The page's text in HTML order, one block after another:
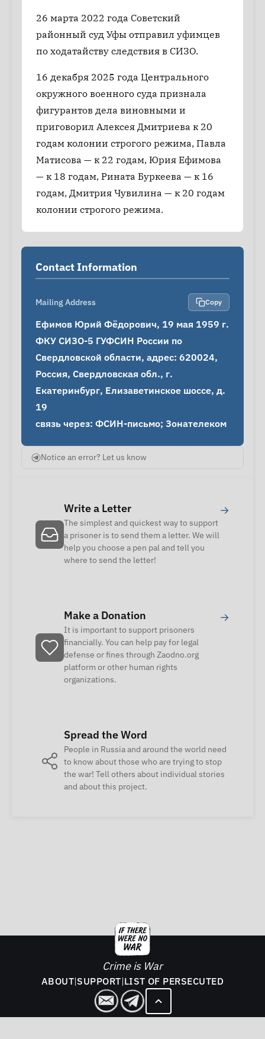
26 марта 2022 года Советский
районный суд Уфы отправил уфимцев
по ходатайству следствия в СИЗО.
16 декабря 2025 года Центрального
окружного военного суда признала
фигурантов дела виновными и
приговорил Алексея Дмитриева к 20
годам колонии строгого режима, Павла
Матисова — к 22 годам, Юрия Ефимова
— к 18 годам, Рината Буркеева — к 16
годам, Дмитрия Чувилина — к 20 годам
колонии строгого режима.
Contact Information
Mailing Address Copy
Ефимов Юрий Фёдорович, 19 мая 1959 г.
ФКУ СИЗО-5 ГУФСИН России по
Свердловской области, адрес: 620024,
Россия, Свердловская обл., г.
Екатеринбург, Елизаветинское шоссе, д.
19
связь через: ФСИН-письмо; Зонателеком
Notice an error? Let us know
Write a Letter
The simplest and quickest way to support
a prisoner is to send them a letter. We will
help you choose a pen pal and tell you
where to send the letter!
→
Make a Donation
It is important to support prisoners
financially. You can help pay for legal
defense or fines through Zaodno.org
platform or other human rights
organizations.
→
Spread the Word
People in Russia and around the world need
to know about those who are trying to stop
the war! Tell others about individual stories
and about this project.
Crime is War
ABOUT|SUPPORT|LIST OF PERSECUTED